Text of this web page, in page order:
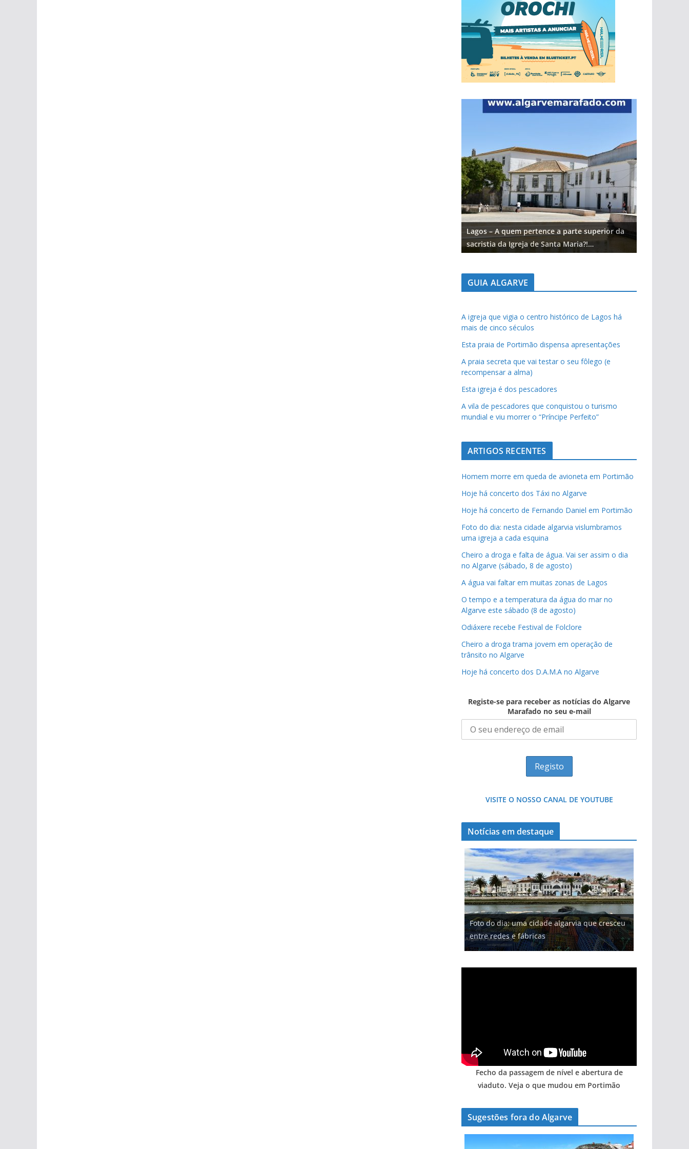
Lagos – A quem pertence a parte superior da
sacristia da Igreja de Santa Maria?!…
GUIA ALGARVE
A igreja que vigia o centro histórico de Lagos há
mais de cinco séculos
Esta praia de Portimão dispensa apresentações
A praia secreta que vai testar o seu fôlego (e
recompensar a alma)
Esta igreja é dos pescadores
A vila de pescadores que conquistou o turismo
mundial e viu morrer o “Príncipe Perfeito”
ARTIGOS RECENTES
Homem morre em queda de avioneta em Portimão
Hoje há concerto dos Táxi no Algarve
Hoje há concerto de Fernando Daniel em Portimão
Foto do dia: nesta cidade algarvia vislumbramos
uma igreja a cada esquina
Cheiro a droga e falta de água. Vai ser assim o dia
no Algarve (sábado, 8 de agosto)
A água vai faltar em muitas zonas de Lagos
O tempo e a temperatura da água do mar no
Algarve este sábado (8 de agosto)
Odiáxere recebe Festival de Folclore
Cheiro a droga trama jovem em operação de
trânsito no Algarve
Hoje há concerto dos D.A.M.A no Algarve
Registe-se para receber as notícias do Algarve
Marafado no seu e-mail
VISITE O NOSSO CANAL DE YOUTUBE
Notícias em destaque
Foto do dia: uma cidade algarvia que cresceu
entre redes e fábricas
Tempestades roubam areia de praias e põem
arribas em risco no Algarve (com vídeo)
Milagre da água. Fontes emblemáticas do
Algarve voltam a ter vida (com vídeo)
Tapas do mar a 3 euros cada. Nova rota
gastronómica nasce no Algarve
Projeto milionário: investimento de 108
milhões de euros na construção de dois
hotéis (com vídeo)
Fecho da passagem de nível e abertura de
viaduto. Veja o que mudou em Portimão
Sugestões fora do Algarve